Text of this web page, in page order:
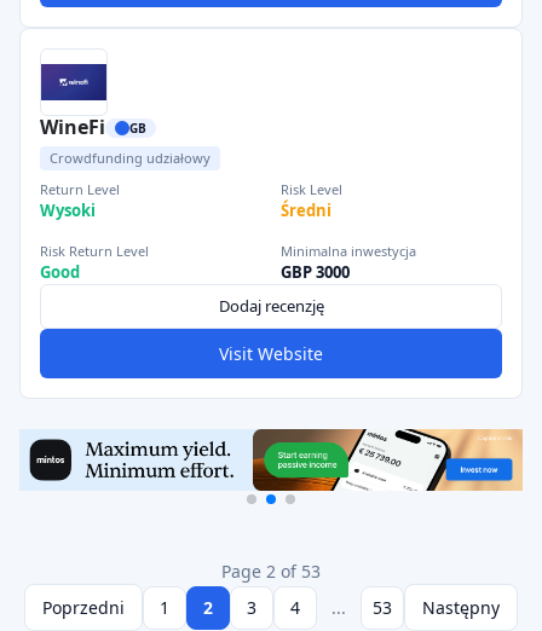
WineFi GB
Crowdfunding udziałowy
Return Level
Wysoki
Risk Level
Średni
Risk Return Level
Good
Minimalna inwestycja
GBP 3000
Dodaj recenzję
Visit Website
Page 2 of 53
Poprzedni
1 2 3 4 ... 53 Następny